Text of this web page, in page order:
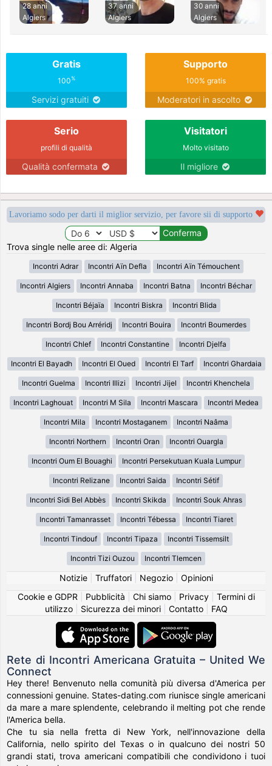
28 anni
Algiers
37 anni
Algiers
30 anni
Algiers
Gratis
100%
Servizi gratuiti
Supporto
100% gratis
Moderatori in ascolto
Serio
profili di qualità
Qualità confermata
Visitatori
Molto visitato
Il migliore
Lavoriamo sodo per darti il miglior servizio, per favore sii di supporto
Trova single nelle aree di: Algeria
Incontri Adrar Incontri Aïn Defla Incontri Aïn Témouchent
Incontri Algiers Incontri Annaba Incontri Batna Incontri Béchar
Incontri Béjaïa Incontri Biskra Incontri Blida
Incontri Bordj Bou Arréridj Incontri Bouira Incontri Boumerdes
Incontri Chlef Incontri Constantine Incontri Djelfa
Incontri El Bayadh Incontri El Oued Incontri El Tarf Incontri Ghardaia
Incontri Guelma Incontri Illizi Incontri Jijel Incontri Khenchela
Incontri Laghouat Incontri M Sila Incontri Mascara Incontri Medea
Incontri Mila Incontri Mostaganem Incontri Naâma
Incontri Northern Incontri Oran Incontri Ouargla
Incontri Oum El Bouaghi Incontri Persekutuan Kuala Lumpur
Incontri Relizane Incontri Saida Incontri Sétif
Incontri Sidi Bel Abbès Incontri Skikda Incontri Souk Ahras
Incontri Tamanrasset Incontri Tébessa Incontri Tiaret
Incontri Tindouf Incontri Tipaza Incontri Tissemsilt
Incontri Tizi Ouzou Incontri Tlemcen
Notizie| Truffatori| Negozio| Opinioni
Cookie e GDPR
Pubblicità Chi siamo| Privacy| Termini di
utilizzo| Sicurezza dei minori| Contatto| FAQ
Rete di Incontri Americana Gratuita – United We
Connect
Hey there! Benvenuto nella comunità più diversa d'America per
connessioni genuine. States-dating.com riunisce single americani
da mare a mare splendente, celebrando il melting pot che rende
l'America bella.
Che tu sia nella fretta di New York, nell'innovazione della
California, nello spirito del Texas o in qualcuno dei nostri 50
grandi stati, trova americani compatibili che condividono i tuoi